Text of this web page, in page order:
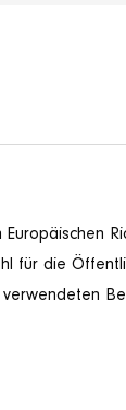
für die